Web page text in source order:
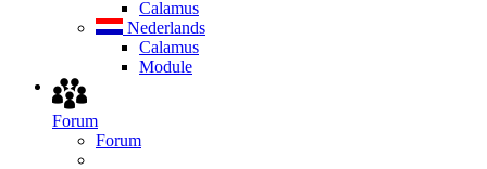
Calamus
Nederlands
Calamus
Module
Forum
Forum